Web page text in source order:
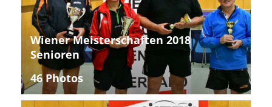
Wiener Meisterschaften 2018
Senioren
46 Photos